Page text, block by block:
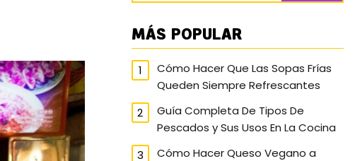
MÁS POPULAR
Cómo Hacer Que Las Sopas Frías
Queden Siempre Refrescantes
Guía Completa De Tipos De
Pescados y Sus Usos En La Cocina
Cómo Hacer Queso Vegano a